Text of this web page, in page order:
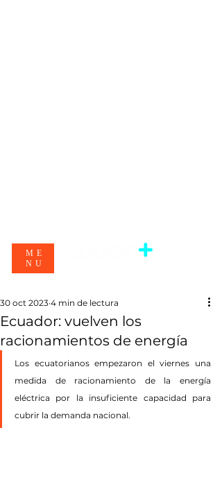
ME
NU
Ecuador: vuelven los
racionamientos de energía
30 oct 2023 4 min de lectura
Los ecuatorianos empezaron el viernes una
medida de racionamiento de la energía
eléctrica por la insuficiente capacidad para
cubrir la demanda nacional.